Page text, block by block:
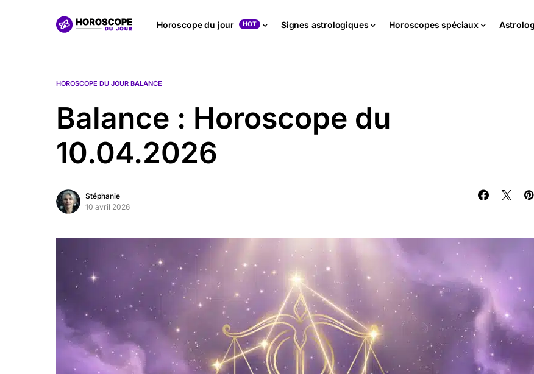
Horoscope du jour HOT Signes astrologiques Horoscopes spéciaux
HOROSCOPE DU JOUR BALANCE
Balance : Horoscope du
10.04.2026
Stéphanie
10 avril 2026